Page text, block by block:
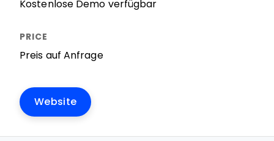
Kostenlose Demo verfügbar
Preis auf Anfrage
Website